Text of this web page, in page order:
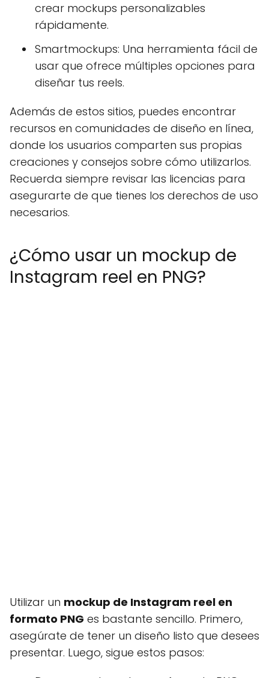
crear mockups personalizables
rápidamente.
Smartmockups: Una herramienta fácil de
usar que ofrece múltiples opciones para
diseñar tus reels.
Además de estos sitios, puedes encontrar
recursos en comunidades de diseño en línea,
donde los usuarios comparten sus propias
creaciones y consejos sobre cómo utilizarlos.
Recuerda siempre revisar las licencias para
asegurarte de que tienes los derechos de uso
necesarios.
¿Cómo usar un mockup de
Instagram reel en PNG?
Utilizar un mockup de Instagram reel en
formato PNG es bastante sencillo. Primero,
asegúrate de tener un diseño listo que desees
presentar. Luego, sigue estos pasos: